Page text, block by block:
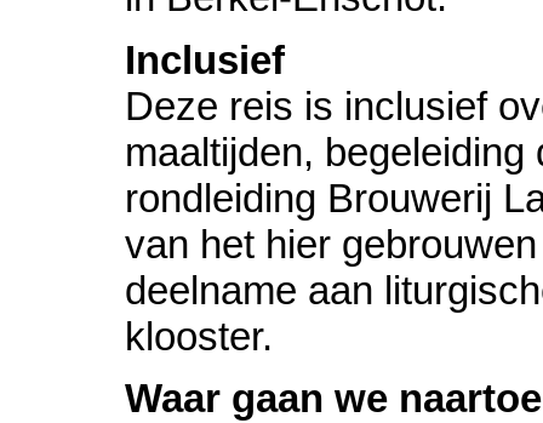
Inclusief
Deze reis is inclusief
maaltijden,
rondleiding Brouwerij
van het hier
deelname aan
klooster.
Waar gaan we